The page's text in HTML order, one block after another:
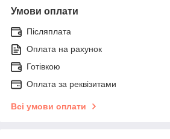
Умови оплати
Післяплата
Оплата на рахунок
Готівкою
Оплата за реквізитами
Всі умови оплати